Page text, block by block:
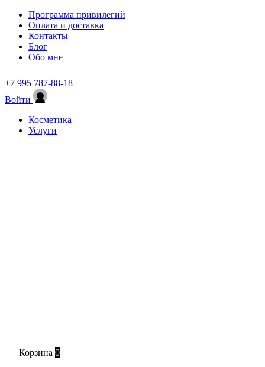
Программа привилегий
Оплата и доставка
Контакты
Блог
Обо мне
+7 995 787-88-18
Войти
Косметика
Услуги
Корзина 0